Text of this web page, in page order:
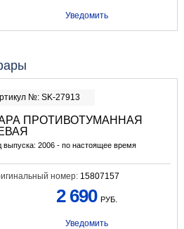
Уведомить
№: SK-27913
ПРОТИВОТУМАННАЯ
выпуска: 2006 - по настоящее время
номер: 15807157
2 690 РУБ.
Уведомить